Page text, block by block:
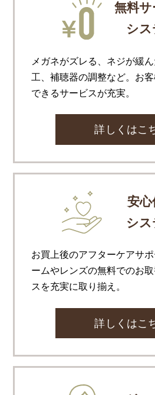
無料サ
シ
メガネがズレる、ネジが緩
工、補聴器の調整など。お
できるサービスが充実。
詳しくはこ
安心
シ
お買上後のアフターケアサ
ームやレンズの無料でのお
スを充実に取り揃え。
詳しくはこ